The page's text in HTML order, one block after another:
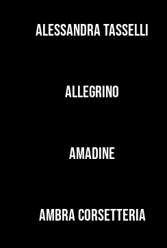
ALESSANDRA TASSELLI
ALLEGRINO
AMADINE
AMBRA CORSETTERIA